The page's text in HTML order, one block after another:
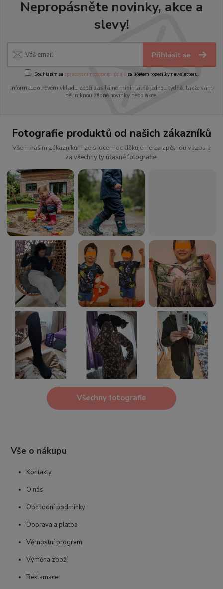
Nepropásněte novinky, akce a
slevy!
Přihlásit se
Souhlasím se zpracováním osobních údajůza účelem rozesílky newsletteru.
Informace o novém vkladu zboží zasíláme minimálně jednou týdně, takže vám
neuniknou žádné novinky nebo akce.
Fotografie produktů od našich zákazníků
Všem našim zákazníkům ze srdce moc děkujeme za zpětnou vazbu a
za všechny ty úžasné fotografie.
Všechny fotografie
Vše o nákupu
Kontakty
O nás
Obchodní podmínky
Doprava a platba
Věrnostní program
Výměna zboží
Reklamace